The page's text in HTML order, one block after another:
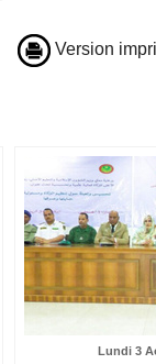
Version
Lundi 3